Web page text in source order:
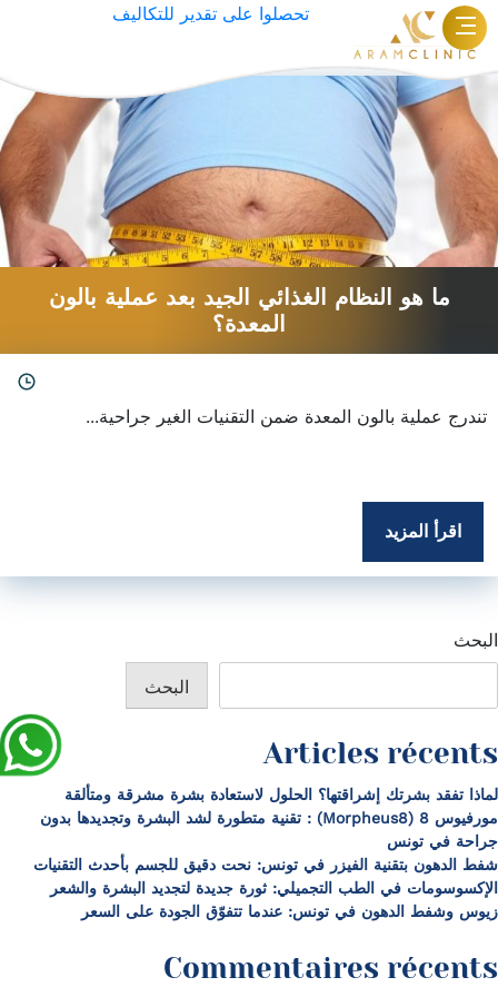
تحصلوا على تقدير للتكاليف
الوسم:وزن
ما هو النظام الغذائي الجيد بعد عملية بالون
المعدة؟
تندرج عملية بالون المعدة ضمن التقنيات الغير جراحية...
اقرأ المزيد
البحث
البحث
Articles récents
لماذا تفقد بشرتك إشراقتها؟ الحلول لاستعادة بشرة مشرقة ومتألقة
مورفيوس 8 (Morpheus8) : تقنية متطورة لشد البشرة وتجديدها بدون
جراحة في تونس
شفط الدهون بتقنية الفيزر في تونس: نحت دقيق للجسم بأحدث التقنيات
الإكسوسومات في الطب التجميلي: ثورة جديدة لتجديد البشرة والشعر
زيوس وشفط الدهون في تونس: عندما تتفوّق الجودة على السعر
Commentaires récents